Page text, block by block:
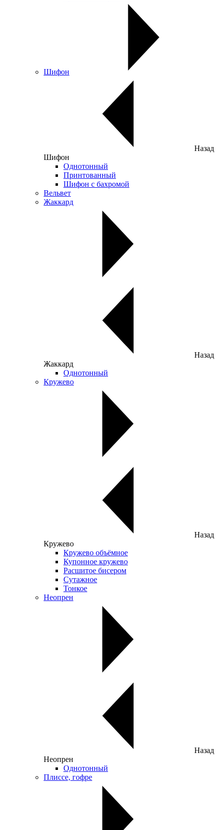
Шифон
Назад
Шифон
Однотонный
Принтованный
Шифон с бахромой
Вельвет
Жаккард
Назад
Жаккард
Однотонный
Кружево
Назад
Кружево
Кружево объёмное
Купонное кружево
Расшитое бисером
Сутажное
Тонкое
Неопрен
Назад
Неопрен
Однотонный
Плиссе, гофре